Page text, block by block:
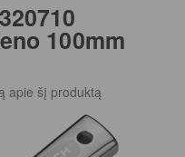
100mm
apie šį produktą